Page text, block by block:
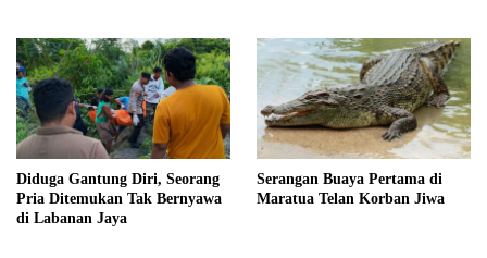
Diduga Gantung Diri, Seorang
Pria Ditemukan Tak Bernyawa
di Labanan Jaya
Serangan Buaya Pertama di
Maratua Telan Korban Jiwa